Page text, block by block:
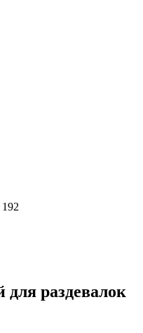
раздевалок